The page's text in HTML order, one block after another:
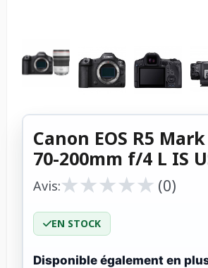
Canon EOS R5
70-200mm f/4 L IS
Avis:★
★★
★★
★★
★★
★ (0)
EN STOCK
Disponible également en